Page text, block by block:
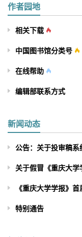
作者园地
相关下载
中国图书馆分类号
在线帮助
编辑部联系方式
新闻动态
公告：关于投审稿
《重庆大学学报》
特别通告